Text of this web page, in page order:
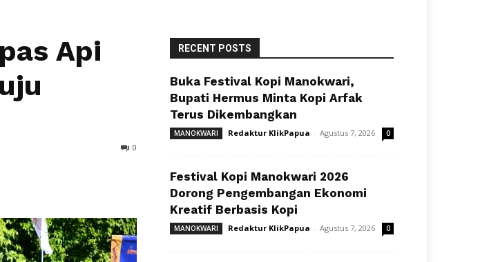
Api
0
RECENT POSTS
Buka Festival Kopi Manokwari,
Bupati Hermus Minta Kopi Arfak
Terus Dikembangkan
MANOKWARI Redaktur KlikPapua - Agustus 7, 2026 0
Festival Kopi Manokwari 2026
Dorong Pengembangan Ekonomi
Kreatif Berbasis Kopi
MANOKWARI Redaktur KlikPapua - Agustus 7, 2026 0